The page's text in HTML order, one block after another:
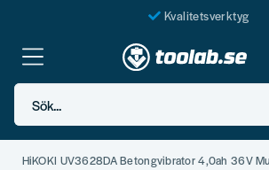
Kvalitetsverktyg
Fraktfritt över 999 SEK*
En järnhandel för alla
Sök...
HiKOKI UV3628DA Betongvibrator 4,0ah 36V